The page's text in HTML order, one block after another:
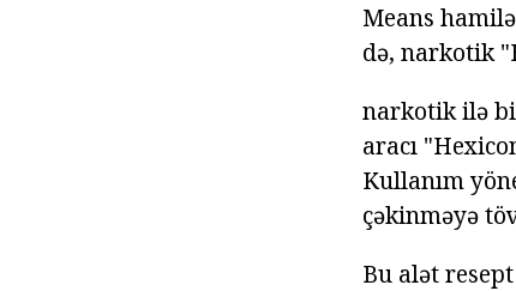
Means
də, narkotik
narkotik ilə
aracı
Kullanım
çəkinməyə
Bu alət